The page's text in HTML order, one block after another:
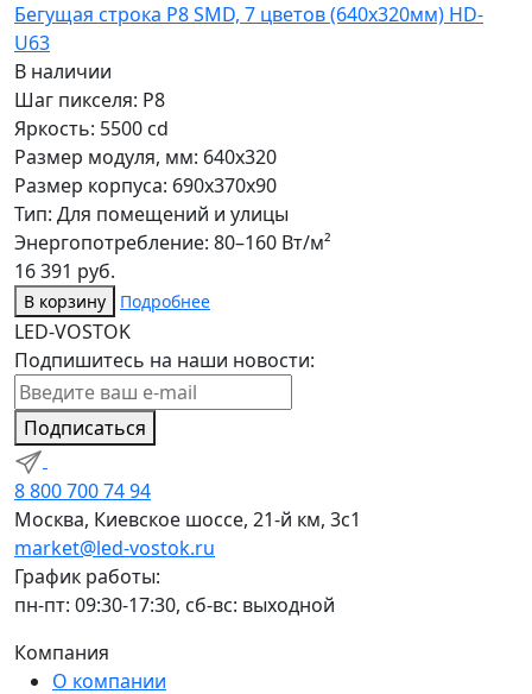
Бегущая строка Р8 SMD, 7 цветов (640x320мм) HD-
U63
В наличии
Шаг пикселя: P8
Яркость: 5500 cd
Размер модуля, мм: 640x320
Размер корпуса: 690x370x90
Тип: Для помещений и улицы
Энергопотребление: 80–160 Вт/м²
16 391 руб.
В корзину Подробнее
LED-VOSTOK
Подпишитесь на наши новости:
Подписаться
8 800 700 74 94
Москва, Киевское шоссе, 21-й км, 3с1
market@led-vostok.ru
График работы:
пн-пт: 09:30-17:30, сб-вс: выходной
Компания
О компании